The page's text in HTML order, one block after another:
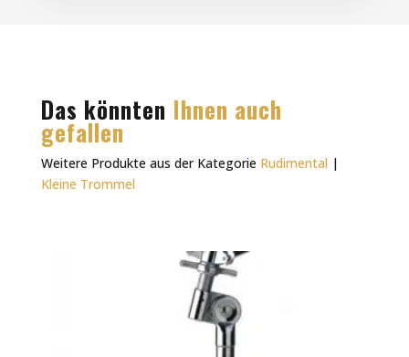
Das könnten Ihnen auch
gefallen
Weitere Produkte aus der Kategorie Rudimental |
Kleine Trommel